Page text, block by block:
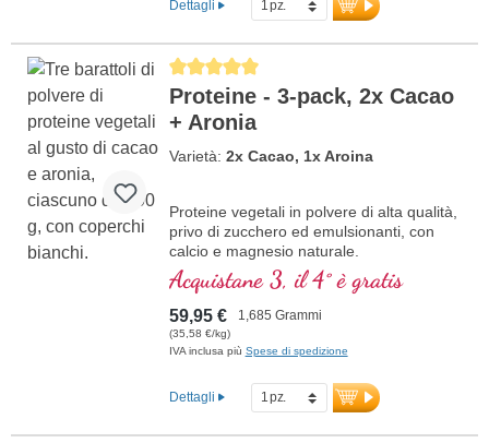
Dettagli
Average rating of 5 out of 5 stars
Proteine - 3-pack, 2x Cacao
+ Aronia
Varietà: 2x Cacao, 1x Aroina
Proteine vegetali in polvere di alta qualità,
privo di zucchero ed emulsionanti, con
calcio e magnesio naturale.
Acquistane 3, il 4° è gratis
59,95 € 1,685 Grammi
(35,58 €/kg)
IVA inclusa più Spese di spedizione
Dettagli